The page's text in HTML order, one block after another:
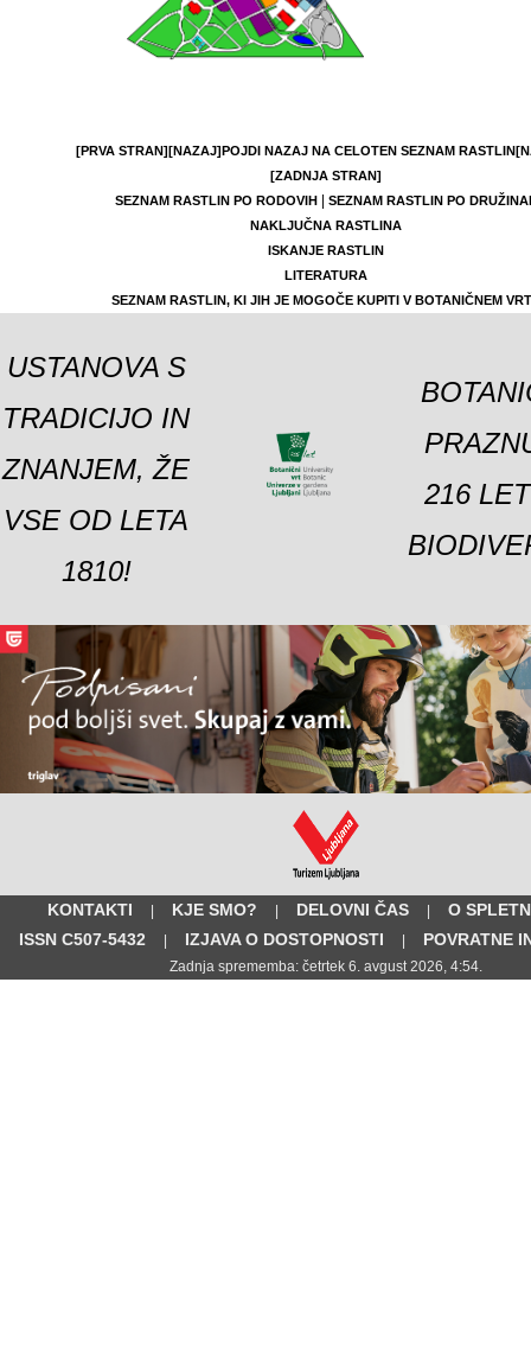
[PRVA STRAN][NAZAJ]POJDI NAZAJ NA CELOTEN SEZNAM RASTLIN
[ZADNJA STRAN]
SEZNAM RASTLIN PO RODOVIH|
SEZNAM RASTLIN PO
NAKLJUČNA RASTLINA
ISKANJE RASTLIN
LITERATURA
SEZNAM RASTLIN, KI JIH JE MOGOČE KUPITI V BOTANIČNEM
USTANOVA S
TRADICIJO IN
ZNANJEM, ŽE
VSE OD LETA
1810!
216
KONTAKTI | KJE SMO? | DELOVNI ČAS |
O
ISSN C507-5432
| IZJAVA O DOSTOPNOSTI | POVRATNE
Zadnja sprememba: četrtek 6. avgust 2026, 4:54.